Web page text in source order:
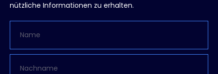
nützliche Informationen zu erhalten.